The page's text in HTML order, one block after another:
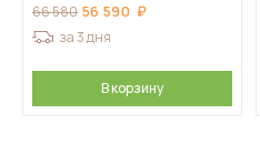
66 580 56 590
за 3 дня
В корзину